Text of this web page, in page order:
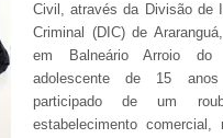
Civil, através da Divisão de
Criminal (DIC) de
em Balneário Arroio
adolescente de 15
participado de um
estabelecimento